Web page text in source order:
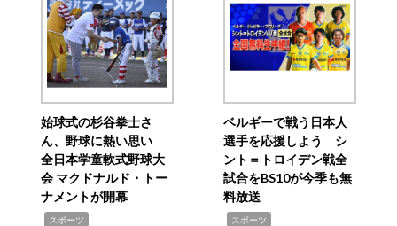
始球式の杉谷拳士さ
ん、野球に熱い思い
全日本学童軟式野球大
会 マクドナルド・トー
ナメントが開幕
スポーツ
ベルギーで戦う日本人
選手を応援しよう シ
ント＝トロイデン戦全
試合をBS10が今季も無
料放送
スポーツ